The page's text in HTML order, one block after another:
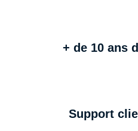
+ de 10 ans
Support